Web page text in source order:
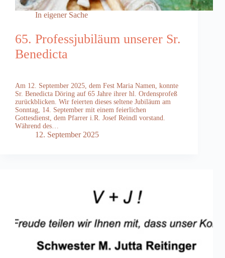
In eigener Sache
65. Professjubiläum unserer Sr.
Benedicta
Am 12. September 2025, dem Fest Maria Namen, konnte
Sr. Benedicta Döring auf 65 Jahre ihrer hl. Ordensprofeß
zurückblicken. Wir feierten dieses seltene Jubiläum am
Sonntag, 14. September mit einem feierlichen
Gottesdienst, dem Pfarrer i.R. Josef Reindl vorstand.
Während des…
12. September 2025